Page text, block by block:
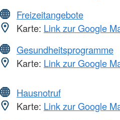
Freizeitangebote
Karte: Link zur Google
Gesundheitsprogramme
Karte: Link zur Google
Hausnotruf
Karte: Link zur Google